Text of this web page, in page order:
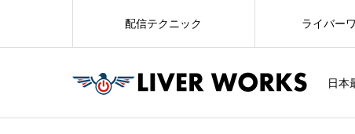
日本
配信テクニック ライバー